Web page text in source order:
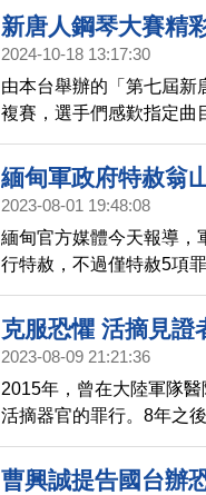
新唐人鋼琴大賽精
2024-10-18 13:17:30
由本台舉辦的「第七屆新
複賽，選手們感歎指定曲
擾。經過一整天精彩的賽
緬甸軍政府特赦翁
2023-08-01 19:48:08
緬甸官方媒體今天報導，
行特赦，不過僅特赦5項
表示，翁山蘇姬將繼續被
奈比多的一棟政府大樓軟
克服恐懼 活摘見證
2023-08-09 21:21:36
2015年，曾在大陸軍隊
活摘器官的罪行。8年之
開講出中共的反人類罪惡
曹興誠提告國台辦